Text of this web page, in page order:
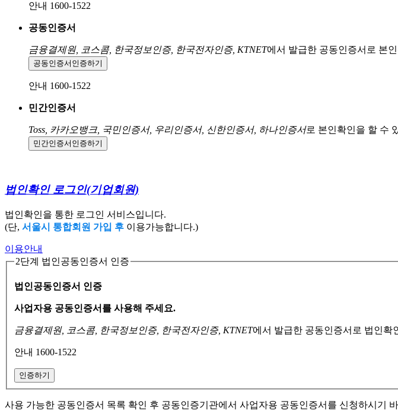
안내 1600-1522
공동인증서
금융결제원, 코스콤, 한국정보인증, 한국전자인증, KTNET에서 발급한 공동인증서로 본
공동인증서 인증하기
안내 1600-1522
민간인증서
Toss, 카카오뱅크, 국민인증서, 우리인증서, 신한인증서, 하나인증서로 본인확인을 할 수
민간인증서 인증하기
법인확인 로그인(기업회원)
법인확인을 통한 로그인 서비스입니다.
(단, 서울시 통합회원 가입 후 이용가능합니다.)
이용안내
2단계 법인공동인증서 인증
법인공동인증서 인증
사업자용 공동인증서를 사용해 주세요.
금융결제원, 코스콤, 한국정보인증, 한국전자인증, KTNET에서 발급한 공동인증서로 법인확
안내 1600-1522
인증하기
사용 가능한 공동인증서 목록 확인 후 공동인증기관에서 사업자용 공동인증서를 신청하시기